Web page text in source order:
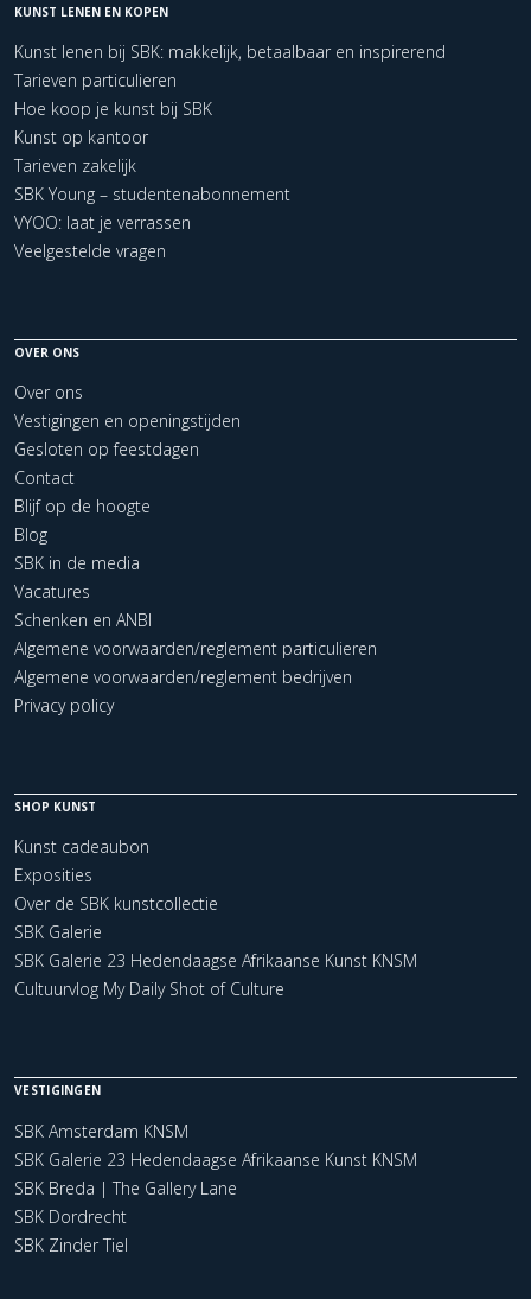
KUNST LENEN EN KOPEN
Kunst lenen bij SBK: makkelijk, betaalbaar en inspirerend
Tarieven particulieren
Hoe koop je kunst bij SBK
Kunst op kantoor
Tarieven zakelijk
SBK Young – studentenabonnement
VYOO: laat je verrassen
Veelgestelde vragen
OVER ONS
Over ons
Vestigingen en openingstijden
Gesloten op feestdagen
Contact
Blijf op de hoogte
Blog
SBK in de media
Vacatures
Schenken en ANBI
Algemene voorwaarden/reglement particulieren
Algemene voorwaarden/reglement bedrijven
Privacy policy
SHOP KUNST
Kunst cadeaubon
Exposities
Over de SBK kunstcollectie
SBK Galerie
SBK Galerie 23 Hedendaagse Afrikaanse Kunst KNSM
Cultuurvlog My Daily Shot of Culture
VESTIGINGEN
SBK Amsterdam KNSM
SBK Galerie 23 Hedendaagse Afrikaanse Kunst KNSM
SBK Breda | The Gallery Lane
SBK Dordrecht
SBK Zinder Tiel